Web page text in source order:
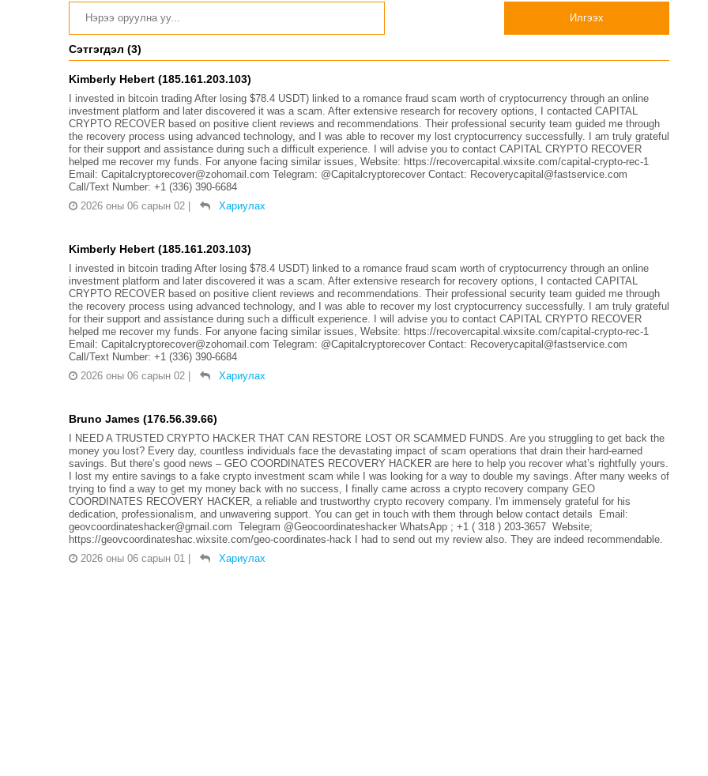
Илгээх
Сэтгэгдэл (3)
Kimberly Hebert (185.161.203.103)
I invested in bitcoin trading After losing $78.4 USDT) linked to a romance fraud scam worth of cryptocurrency through an online
investment platform and later discovered it was a scam. After extensive research for recovery options, I contacted CAPITAL
CRYPTO RECOVER based on positive client reviews and recommendations. Their professional security team guided me through
the recovery process using advanced technology, and I was able to recover my lost cryptocurrency successfully. I am truly grateful
for their support and assistance during such a difficult experience. I will advise you to contact CAPITAL CRYPTO RECOVER
helped me recover my funds. For anyone facing similar issues, Website: https://recovercapital.wixsite.com/capital-crypto-rec-1
Email: Capitalcryptorecover@zohomail.com Telegram: @Capitalcryptorecover Contact: Recoverycapital@fastservice.com
Call/Text Number: +1 (336) 390-6684
2026 оны 06 сарын 02
Хариулах
Kimberly Hebert (185.161.203.103)
I invested in bitcoin trading After losing $78.4 USDT) linked to a romance fraud scam worth of cryptocurrency through an online
investment platform and later discovered it was a scam. After extensive research for recovery options, I contacted CAPITAL
CRYPTO RECOVER based on positive client reviews and recommendations. Their professional security team guided me through
the recovery process using advanced technology, and I was able to recover my lost cryptocurrency successfully. I am truly grateful
for their support and assistance during such a difficult experience. I will advise you to contact CAPITAL CRYPTO RECOVER
helped me recover my funds. For anyone facing similar issues, Website: https://recovercapital.wixsite.com/capital-crypto-rec-1
Email: Capitalcryptorecover@zohomail.com Telegram: @Capitalcryptorecover Contact: Recoverycapital@fastservice.com
Call/Text Number: +1 (336) 390-6684
2026 оны 06 сарын 02
Хариулах
Bruno James (176.56.39.66)
I NEED A TRUSTED CRYPTO HACKER THAT CAN RESTORE LOST OR SCAMMED FUNDS. Are you struggling to get back the
money you lost? Every day, countless individuals face the devastating impact of scam operations that drain their hard-earned
savings. But there’s good news – GEO COORDINATES RECOVERY HACKER are here to help you recover what’s rightfully yours.
I lost my entire savings to a fake crypto investment scam while I was looking for a way to double my savings. After many weeks of
trying to find a way to get my money back with no success, I finally came across a crypto recovery company GEO
COORDINATES RECOVERY HACKER, a reliable and trustworthy crypto recovery company. I'm immensely grateful for his
dedication, professionalism, and unwavering support. You can get in touch with them through below contact details Email:
geovcoordinateshacker@gmail.com Telegram @Geocoordinateshacker WhatsApp ; +1 ( 318 ) 203-3657 Website;
https://geovcoordinateshac.wixsite.com/geo-coordinates-hack I had to send out my review also. They are indeed recommendable.
2026 оны 06 сарын 01
Хариулах